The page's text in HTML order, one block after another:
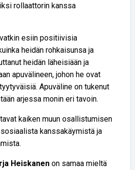
rollaattorin kanssa
esiin positiivisia
heidän rohkaisunsa ja
heidän läheisiään ja
apuvälineen, johon he ovat
Apuväline on tukenut
arjessa monin eri tavoin.
kaiken muun osallistumisen
kanssakäymistä ja
Heiskanen on samaa mieltä